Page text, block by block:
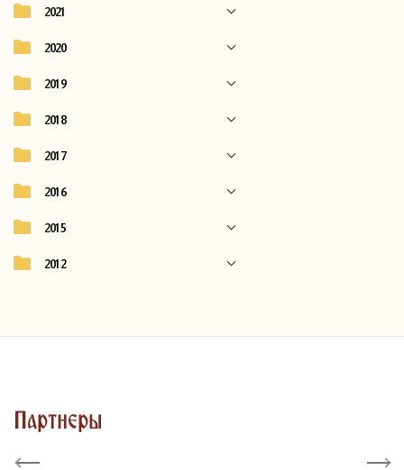
2021
2020
2019
2018
2017
2016
2015
2012
Партнеры
Previous Next